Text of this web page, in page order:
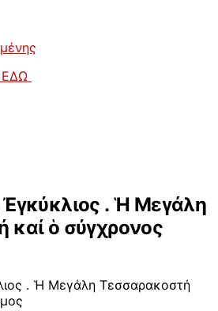
ΕΔΩ
Ἐγκύκλιος . Ἡ Μεγάλη
καί ὁ σύγχρονος
. Ἡ Μεγάλη Τεσσαρακοστή